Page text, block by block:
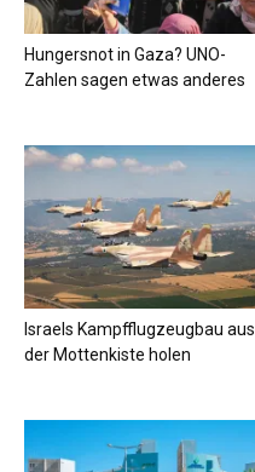
Hungersnot in Gaza? UNO-
Zahlen sagen etwas anderes
Israels Kampfflugzeugbau aus
der Mottenkiste holen